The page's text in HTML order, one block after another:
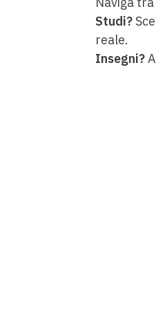
Studi?
reale.
Insegni?